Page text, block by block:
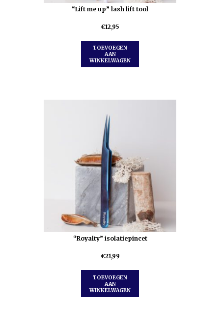
“Lift me up” lash lift tool
€12,95
TOEVOEGEN
AAN
WINKELWAGEN
“Royalty” isolatiepincet
€21,99
TOEVOEGEN
AAN
WINKELWAGEN